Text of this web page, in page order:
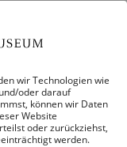
wir Technologien wie
oder darauf
können wir Daten
Website
oder zurückziehst,
werden.